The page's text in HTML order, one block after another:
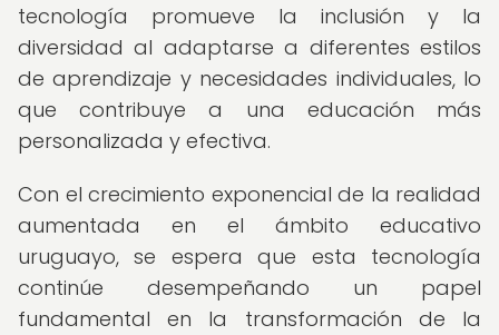
tecnología promueve la inclusión y la
diversidad al adaptarse a diferentes estilos
de aprendizaje y necesidades individuales, lo
que contribuye a una educación más
personalizada y efectiva.
Con el crecimiento exponencial de la realidad
aumentada en el ámbito educativo
uruguayo, se espera que esta tecnología
continúe desempeñando un papel
fundamental en la transformación de la